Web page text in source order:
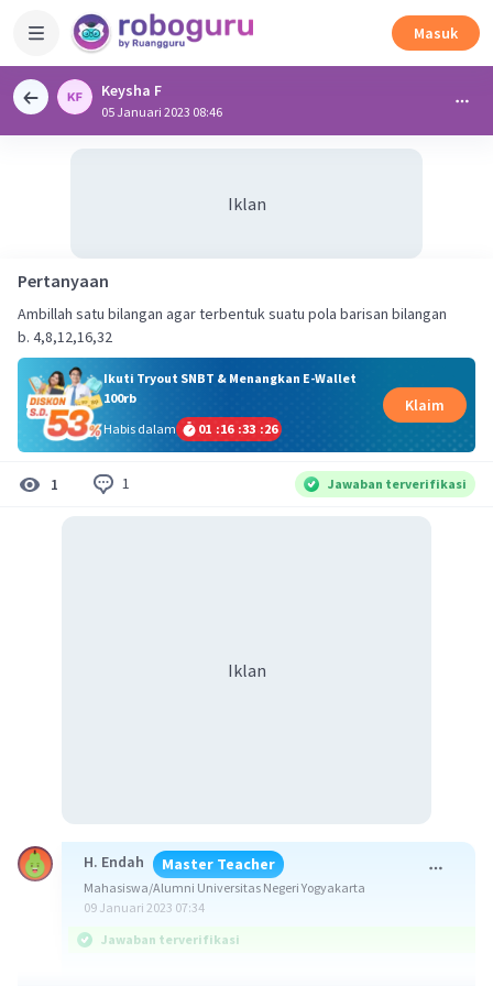
Masuk
Keysha F
05 Januari 2023 08:46
Iklan
Pertanyaan
Ambillah satu bilangan agar terbentuk suatu pola barisan bilangan
b. 4,8,12,16,32
Ikuti Tryout SNBT & Menangkan E-Wallet
100rb
Habis dalam
01 :16 :33 :26
Klaim
1 1 Jawaban terverifikasi
Iklan
H. Endah Master Teacher
Mahasiswa/Alumni Universitas Negeri Yogyakarta
09 Januari 2023 07:34
Jawaban terverifikasi